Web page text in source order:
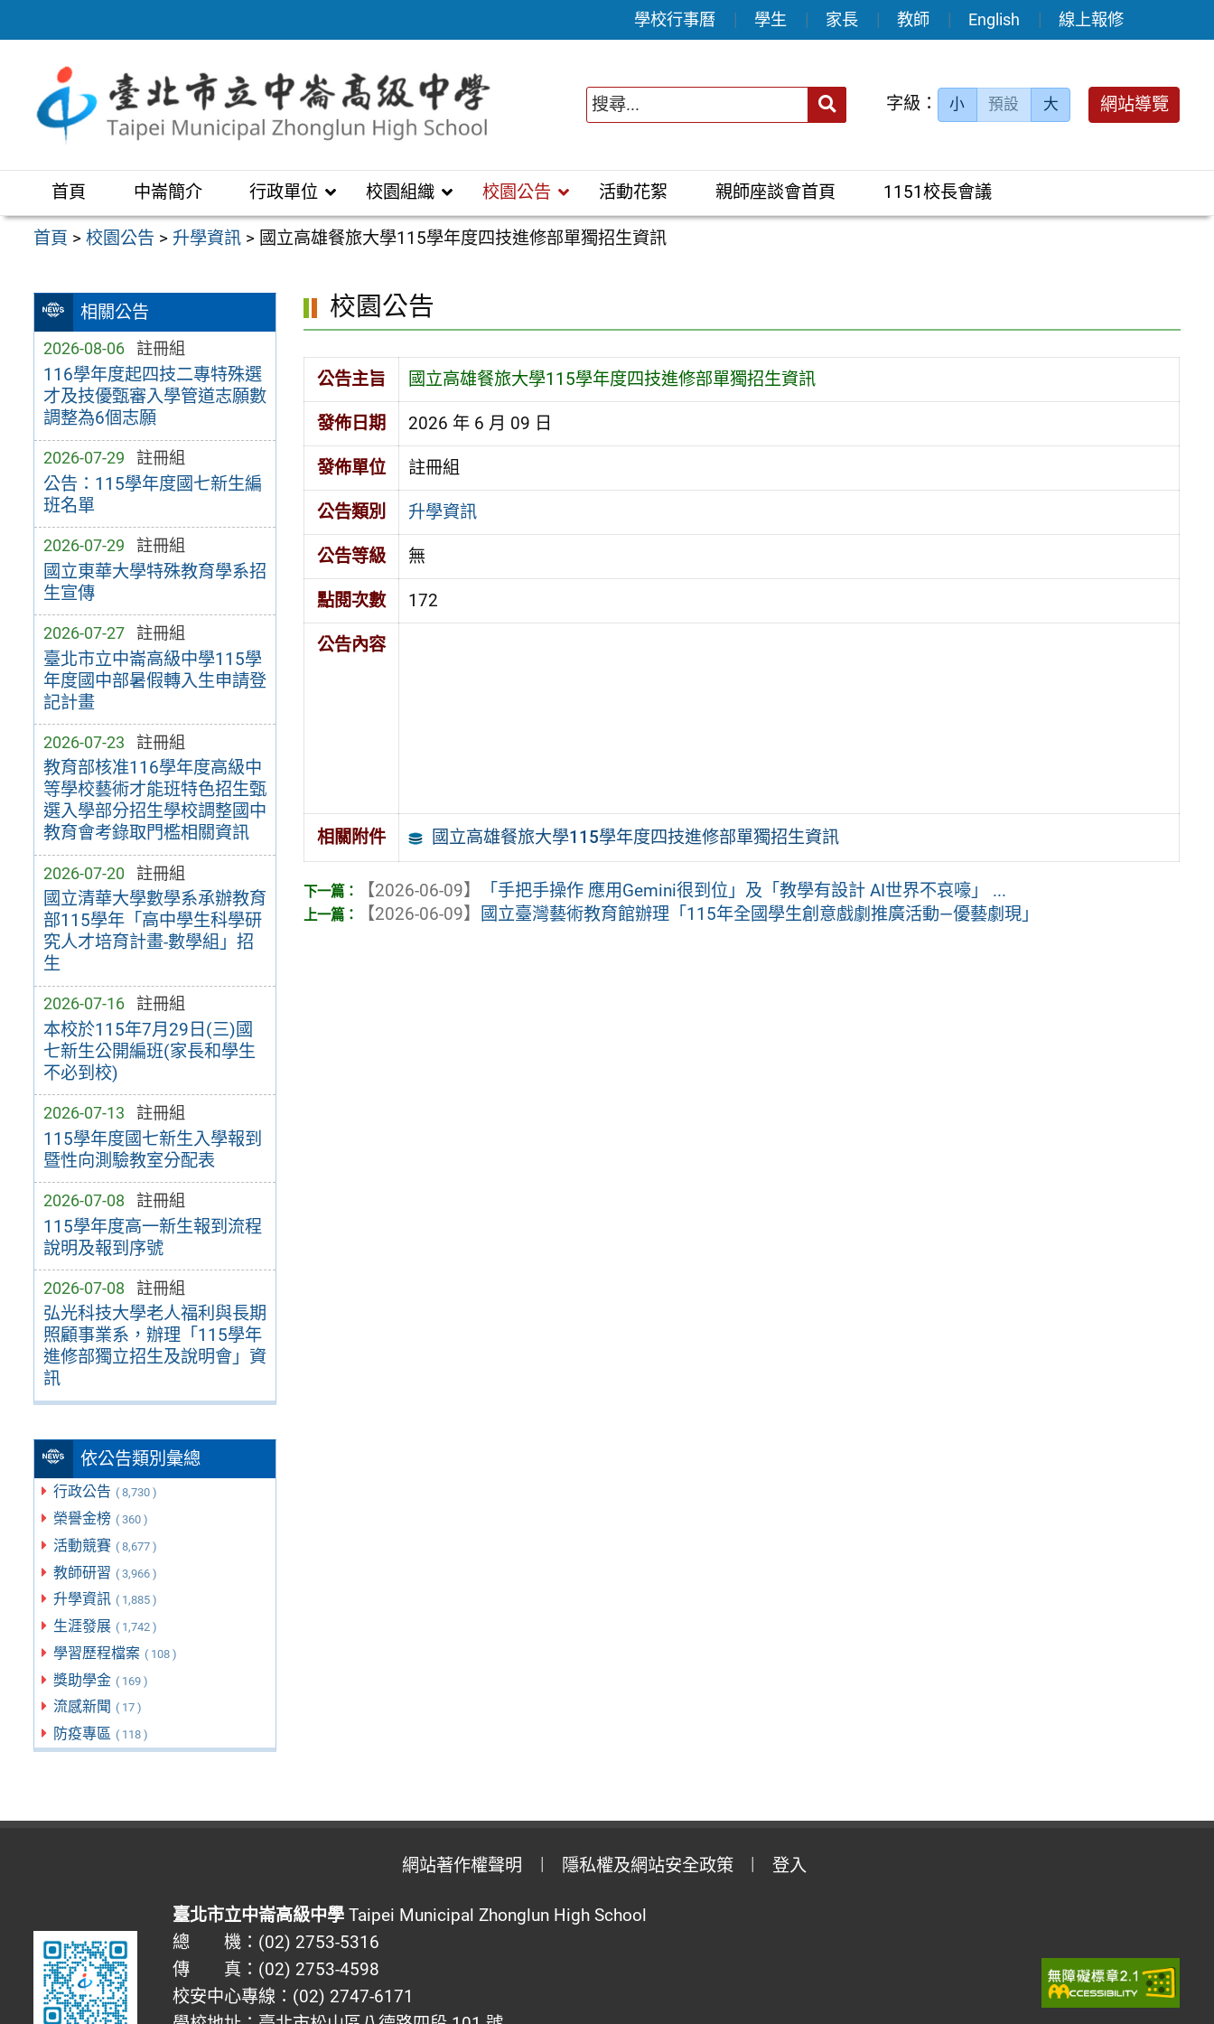
至
區
學校行事曆 學生 家長 教師 English 線上報修
送出 字級： 小 預設 大 網站導覽
首頁 中崙簡介 行政單位 校園組織 校園公告 活動花絮 親師座談會首頁 1151校長會議
首頁 >校園公告 > 升學資訊 > 國立高雄餐旅大學115學年度四技進修部單獨招生資訊
相關公告
2026-08-06 註冊組
116學年度起四技二專特殊選
才及技優甄審入學管道志願數
調整為6個志願
2026-07-29 註冊組
公告：115學年度國七新生編
班名單
2026-07-29 註冊組
國立東華大學特殊教育學系招
生宣傳
2026-07-27 註冊組
臺北市立中崙高級中學115學
年度國中部暑假轉入生申請登
記計畫
2026-07-23 註冊組
教育部核准116學年度高級中
等學校藝術才能班特色招生甄
選入學部分招生學校調整國中
教育會考錄取門檻相關資訊
2026-07-20 註冊組
國立清華大學數學系承辦教育
部115學年「高中學生科學研
究人才培育計畫-數學組」招
生
2026-07-16 註冊組
本校於115年7月29日(三)國
七新生公開編班(家長和學生
不必到校)
2026-07-13 註冊組
115學年度國七新生入學報到
暨性向測驗教室分配表
2026-07-08 註冊組
115學年度高一新生報到流程
說明及報到序號
2026-07-08 註冊組
弘光科技大學老人福利與長期
照顧事業系，辦理「115學年
進修部獨立招生及說明會」資
訊
依公告類別彙總
行政公告 ( 8,730 )
榮譽金榜 ( 360 )
活動競賽 ( 8,677 )
教師研習 ( 3,966 )
升學資訊 ( 1,885 )
生涯發展 ( 1,742 )
學習歷程檔案 ( 108 )
獎助學金 ( 169 )
流感新聞 ( 17 )
防疫專區 ( 118 )
校園公告
公告主旨 國立高雄餐旅大學115學年度四技進修部單獨招生資訊
發佈日期 2026 年 6 月 09 日
發佈單位 註冊組
公告類別 升學資訊
公告等級 無
點閱次數 172
公告內容
相關附件 國立高雄餐旅大學115學年度四技進修部單獨招生資訊
【2026-06-09】
「手把手操作 應用Gemini很到位」及「教學有設計 AI世界不哀嚎」 ...
【2026-06-09】
國立臺灣藝術教育館辦理「115年全國學生創意戲劇推廣活動—優藝劇現」
網站著作權聲明 隱私權及網站安全政策 登入
臺北市立中崙高級中學Taipei Municipal Zhonglun High School
總 機：(02) 2753-5316
傳 真：(02) 2753-4598
校安中心專線：(02) 2747-6171